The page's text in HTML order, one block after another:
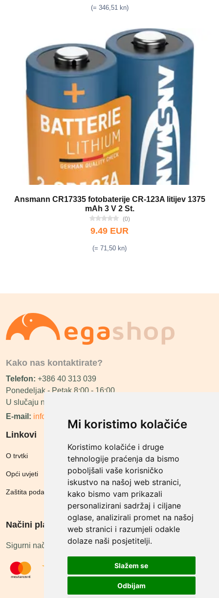
Mi koristimo kolačiće
Koristimo kolačiće i druge
tehnologije praćenja da bismo
poboljšali vaše korisničko
iskustvo na našoj web stranici,
kako bismo vam prikazali
personalizirani sadržaj i ciljane
oglase, analizirali promet na našoj
web stranici i razumjeli odakle
dolaze naši posjetitelji.
Slažem se
Odbijam
(= 346,51 kn)
Ansmann CR17335 fotobaterije CR-123A litijev 1375
mAh 3 V 2 St.
(0)
9.49 EUR
(= 71,50 kn)
Kako nas kontaktirate?
Telefon: +386 40 313 039
Ponedeljak - Petak 8:00 - 16:00
U slučaju neraspoloživosti ćemo vas nazvati.
E-mail: info@megashop.hr
Linkovi
O trvtki
Opći uvjeti
Zaštita podataka
Načini plačanja
Sigurni načini plaćanja